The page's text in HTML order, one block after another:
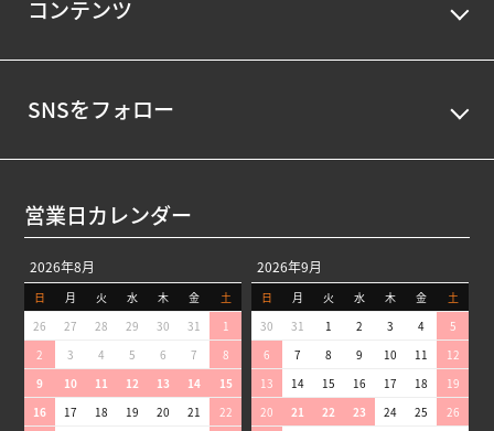
コンテンツ
SNSをフォロー
営業日カレンダー
2026年8月
日 月 火 水 木 金
土
26
27 28 29 30 31
1
2
3 4 5 6 7
8
9
10 11 12 13 14
15
16
17 18 19 20 21
22
2026年9月
日 月 火 水 木 金
土
30
31 1 2 3 4
5
6
7 8 9 10 11
12
13
14 15 16 17 18
19
20
21 22 23 24 25
26